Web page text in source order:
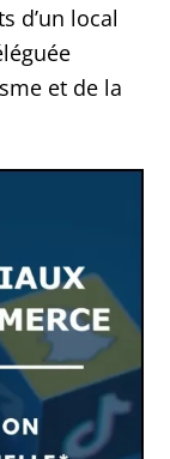
d’un local
et de la